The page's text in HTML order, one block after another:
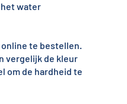
water
te bestellen.
vergelijk de kleur
om de hardheid te